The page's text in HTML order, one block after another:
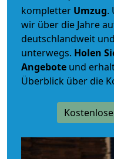
kompletter Umzug.
wir über die Jahre
deutschlandweit
unterwegs. Holen
Angebote und
Überblick über die